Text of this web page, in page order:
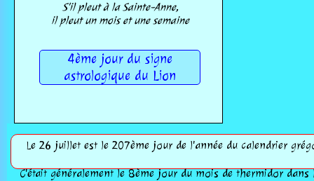
S'il pleut à la Sainte-Anne,
il pleut un mois et une semaine
4ème jour du signe
astrologique du Lion
Le 26 juillet est le 207ème jour de l'année du calendrier
C'était généralement le 8ème jour du mois de thermidor